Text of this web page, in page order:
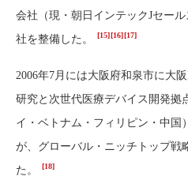
会社（現・朝日インテックJセー
社を整備した。
[15] [16] [17]
2006年7月には大阪府和泉市に大
研究と次世代医療デバイス開発拠
イ・ベトナム・フィリピン・中国
が、グローバル・ニッチトップ戦
た。
[18]